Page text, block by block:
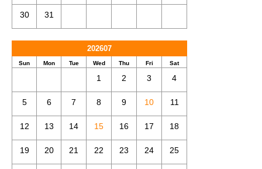
30 31
202607
Sun Mon Tue Wed Thu Fri Sat
1 2 3 4
5 6 7 8 9 10 11
12 13 14 15 16 17 18
19 20 21 22 23 24 25